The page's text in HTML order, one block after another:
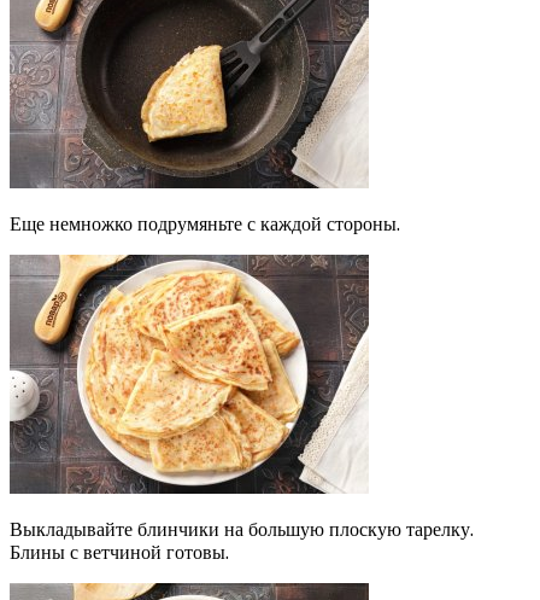
Еще немножко подрумяньте с каждой стороны.
Выкладывайте блинчики на большую плоскую тарелку.
Блины с ветчиной готовы.